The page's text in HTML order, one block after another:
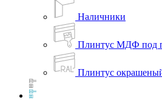
Наличники
Плинтус МДФ под
Плинтус